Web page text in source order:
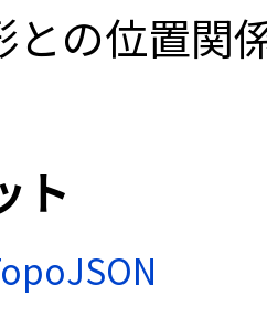
との位置関
ト